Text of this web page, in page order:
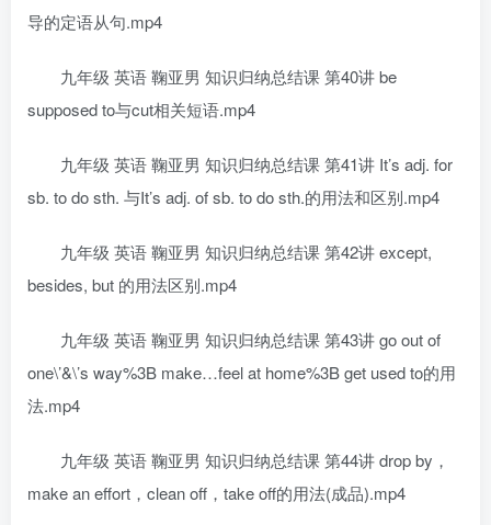
导的定语从句.mp4
九年级 英语 鞠亚男 知识归纳总结课 第40讲 be
supposed to与cut相关短语.mp4
九年级 英语 鞠亚男 知识归纳总结课 第41讲 It’s adj. for
sb. to do sth. 与It’s adj. of sb. to do sth.的用法和区别.mp4
九年级 英语 鞠亚男 知识归纳总结课 第42讲 except,
besides, but 的用法区别.mp4
九年级 英语 鞠亚男 知识归纳总结课 第43讲 go out of
one\’&\’s way%3B make…feel at home%3B get used to的用
法.mp4
九年级 英语 鞠亚男 知识归纳总结课 第44讲 drop by，
make an effort，clean off，take off的用法(成品).mp4